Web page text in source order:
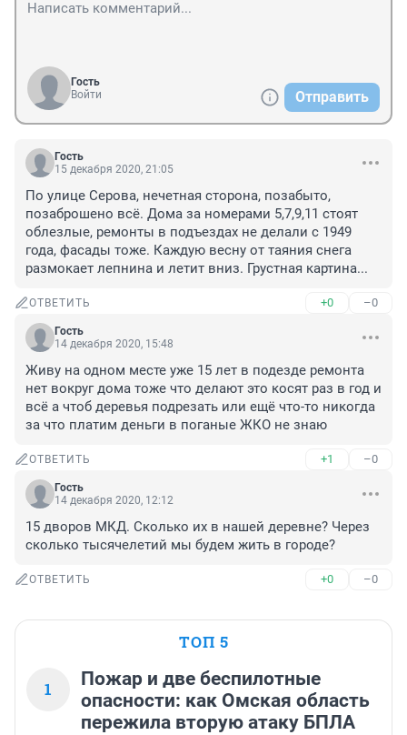
Гость
Войти
Отправить
Гость
15 декабря 2020, 21:05
По улице Серова, нечетная сторона, позабыто,
позаброшено всё. Дома за номерами 5,7,9,11 стоят
облезлые, ремонты в подъездах не делали с 1949
года, фасады тоже. Каждую весну от таяния снега
размокает лепнина и летит вниз. Грустная картина...
ОТВЕТИТЬ +0 –0
Гость
14 декабря 2020, 15:48
Живу на одном месте уже 15 лет в подезде ремонта
нет вокруг дома тоже что делают это косят раз в год и
всё а чтоб деревья подрезать или ещё что-то никогда
за что платим деньги в поганые ЖКО не знаю
ОТВЕТИТЬ +1 –0
Гость
14 декабря 2020, 12:12
15 дворов МКД. Сколько их в нашей деревне? Через
сколько тысячелетий мы будем жить в городе?
ОТВЕТИТЬ +0 –0
ТОП 5
1
Пожар и две беспилотные
опасности: как Омская область
пережила вторую атаку БПЛА